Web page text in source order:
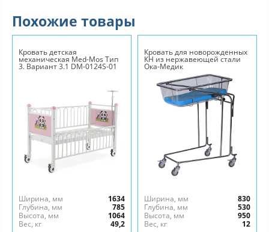
Похожие товары
Кровать детская
механическая Med-Mos Тип
3. Вариант 3.1 DM-0124S-01
Ширина, мм
1634
Глубина, мм
785
Высота, мм
1064
Вес, кг
49,2
Кровать для новорожденных
КН из нержавеющей стали
Ока-Медик
Ширина, мм
830
Глубина, мм
530
Высота, мм
950
Вес, кг
12